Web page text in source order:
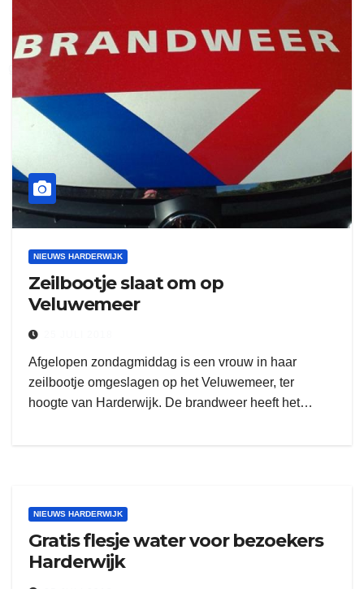
gijs zwart interieurbouw
NIEUWS HARDERWIJK
Zeilbootje slaat om op
Veluwemeer
Afgelopen zondagmiddag is een vrouw in haar
zeilbootje omgeslagen op het Veluwemeer, ter
hoogte van Harderwijk. De brandweer heeft het…
NIEUWS HARDERWIJK
Gratis flesje water voor bezoekers
Harderwijk